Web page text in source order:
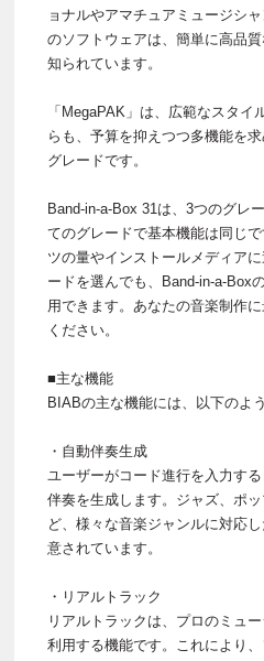
ョナルやアマチュアミュージシ
のソフトウェアは、簡単に高品
知られています。
「MegaPAK」は、広範なスタ
らも、予算を抑えつつ多機能を
グレードです。
Band-in-a-Box 31は、3つのグレ
てのグレードで基本機能は同じ
ツの量やインストールメディア
ードを選んでも、Band-in-a-Box
用できます。あなたの音楽制作
ください。
■主な機能
BIABの主な機能には、以下のよ
・自動伴奏生成
ユーザーがコード進行を入力す
伴奏を生成します。ジャズ、ポ
ど、様々な音楽ジャンルに対応
意されています。
・リアルトラック
リアルトラックは、プロのミュ
利用する機能です。これにより